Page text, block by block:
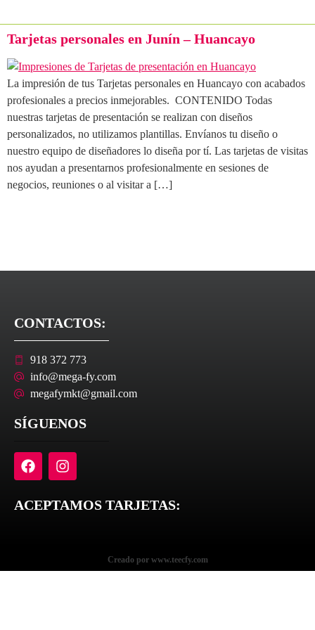
Tarjetas personales en Junín – Huancayo
La impresión de tus Tarjetas personales en Huancayo con acabados
profesionales a precios inmejorables. CONTENIDO Todas
nuestras tarjetas de presentación se realizan con diseños
personalizados, no utilizamos plantillas. Envíanos tu diseño o
nuestro equipo de diseñadores lo diseña por tí. Las tarjetas de visitas
nos ayudan a presentarnos profesionalmente en sesiones de
negocios, reuniones o al visitar a […]
CONTACTOS:
918 372 773
info@mega-fy.com
megafymkt@gmail.com
SÍGUENOS
ACEPTAMOS TARJETAS:
Creado por www.teecfy.com